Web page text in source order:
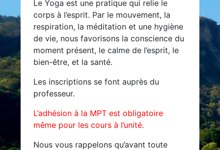
Le Yoga est une pratique qui relie le
corps à l’esprit. Par le mouvement, la
respiration, la méditation et une hygiène
de vie, nous favorisons la conscience du
moment présent, le calme de l’esprit, le
bien-être, et la santé.
Les inscriptions se font auprès du
professeur.
L’adhésion à la MPT est obligatoire
même pour les cours à l’unité.
Nous vous rappelons qu’avant toute